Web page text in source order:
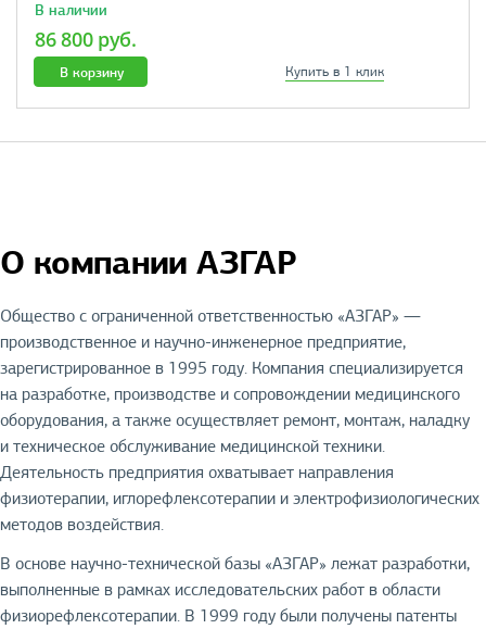
В наличии
86 800 руб.
В корзину Купить в 1 клик
О компании АЗГАР
Общество с ограниченной ответственностью «АЗГАР» —
производственное и научно-инженерное предприятие,
зарегистрированное в 1995 году. Компания специализируется
на разработке, производстве и сопровождении медицинского
оборудования, а также осуществляет ремонт, монтаж, наладку
и техническое обслуживание медицинской техники.
Деятельность предприятия охватывает направления
физиотерапии, иглорефлексотерапии и электрофизиологических
методов воздействия.
В основе научно-технической базы «АЗГАР» лежат разработки,
выполненные в рамках исследовательских работ в области
физиорефлексотерапии. В 1999 году были получены патенты